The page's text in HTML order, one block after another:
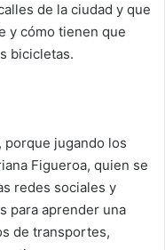
de la ciudad y que
y cómo tienen que
bicicletas.
porque jugando los
Figueroa, quien se
redes sociales y
para aprender una
de transportes,